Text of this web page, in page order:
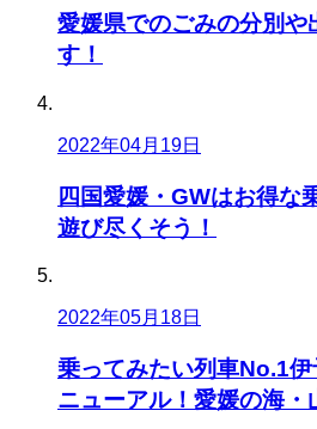
愛媛県でのごみの分別や
す！
2022年04月19日
四国愛媛・GWはお得な
遊び尽くそう！
2022年05月18日
乗ってみたい列車No.1
ニューアル！愛媛の海・